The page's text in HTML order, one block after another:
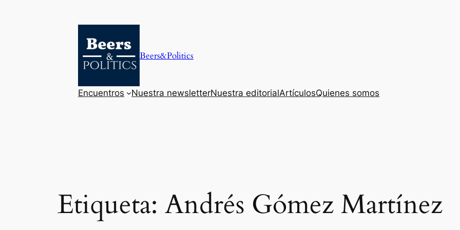
Beers&Politics
Encuentros Nuestra newsletterNuestra editorialArtículosQuienes somos
Etiqueta: Andrés Gómez Martínez